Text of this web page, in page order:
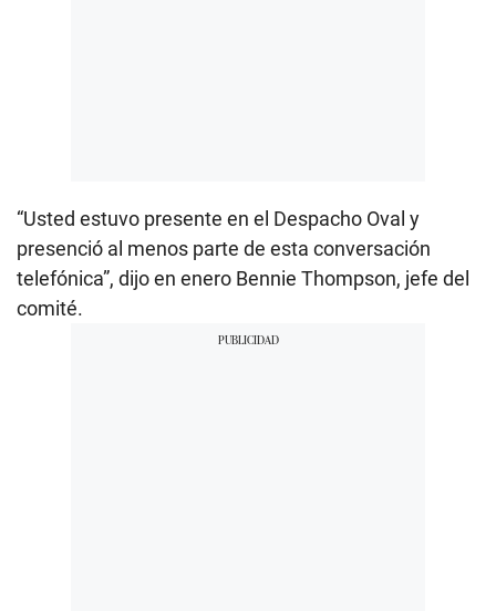
“Usted estuvo presente en el Despacho Oval y
presenció al menos parte de esta conversación
telefónica”, dijo en enero Bennie Thompson, jefe del
comité.